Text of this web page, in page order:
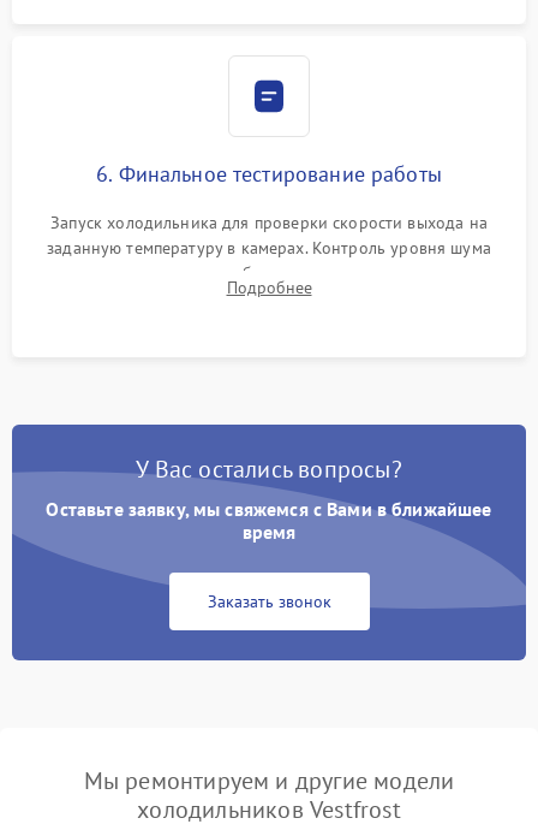
6. Финальное тестирование работы
Запуск холодильника для проверки скорости выхода на
заданную температуру в камерах. Контроль уровня шума
компрессора, отсутствия обмерзания стенок и корректного
срабатывания системы автоматической оттайки.
Подробнее
У Вас остались вопросы?
Оставьте заявку, мы свяжемся с Вами в ближайшее
время
Заказать звонок
Мы ремонтируем и другие модели
холодильников Vestfrost